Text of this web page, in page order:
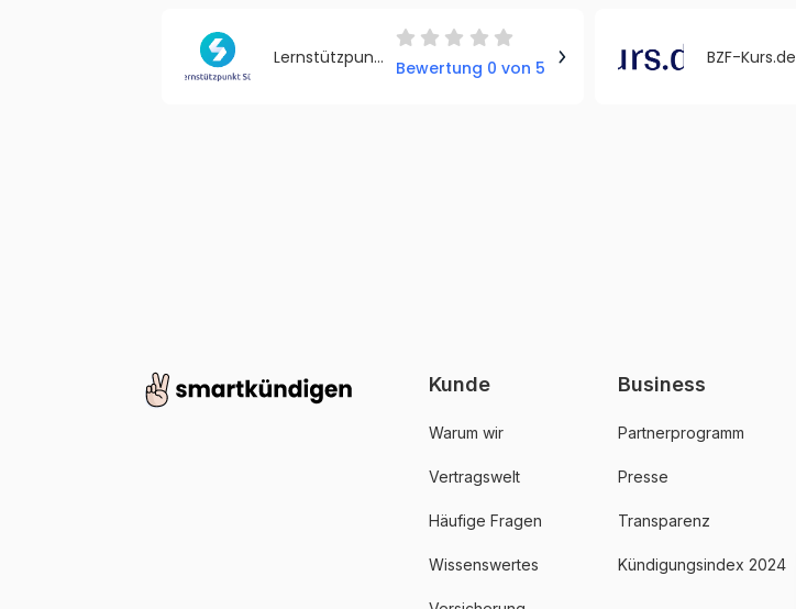
Lernstützpunkt Süd
Bewertung 0 von 5
BZF-Kurs.de
Kunde
Warum wir
Vertragswelt
Häufige Fragen
Wissenswertes
Business
Partnerprogramm
Presse
Transparenz
Kündigungsindex 2024